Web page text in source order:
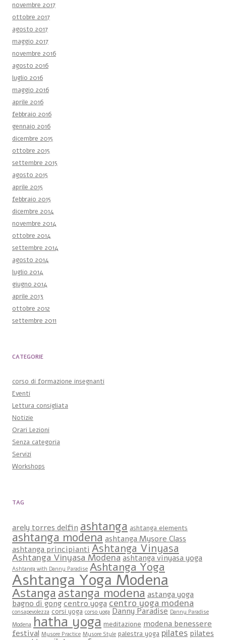
novembre 2017
ottobre 2017
agosto 2017
maggio 2017
novembre 2016
agosto 2016
luglio 2016
maggio 2016
aprile 2016
febbraio 2016
gennaio 2016
dicembre 2015
ottobre 2015
settembre 2015
agosto 2015
aprile 2015
febbraio 2015
dicembre 2014
novembre 2014
ottobre 2014
settembre 2014
agosto 2014
luglio 2014
giugno 2014
aprile 2013
ottobre 2012
settembre 2011
CATEGORIE
corso di formazione insegnanti
Eventi
Lettura consigliata
Notizie
Orari Lezioni
Senza categoria
Servizi
Workshops
TAG
arely torres delfin ashtanga ashtanga elements
ashtanga modenaashtanga Mysore Class
ashtanga principianti Ashtanga Vinyasa
Ashtanga Vinyasa Modenaashtanga vinyasa yoga
Ashtanga with Danny Paradise Ashtanga Yoga
Ashtanga Yoga Modena
Astangaastanga modena astanga yoga
bagno di gongcentro yogacentro yoga modena
consapevolezza corsi yoga corso yoga Danny Paradise Danny Paradise
Modena hatha yoga meditazione modena benessere
festival Mysore Practice Mysore Style palestra yoga pilates pilates